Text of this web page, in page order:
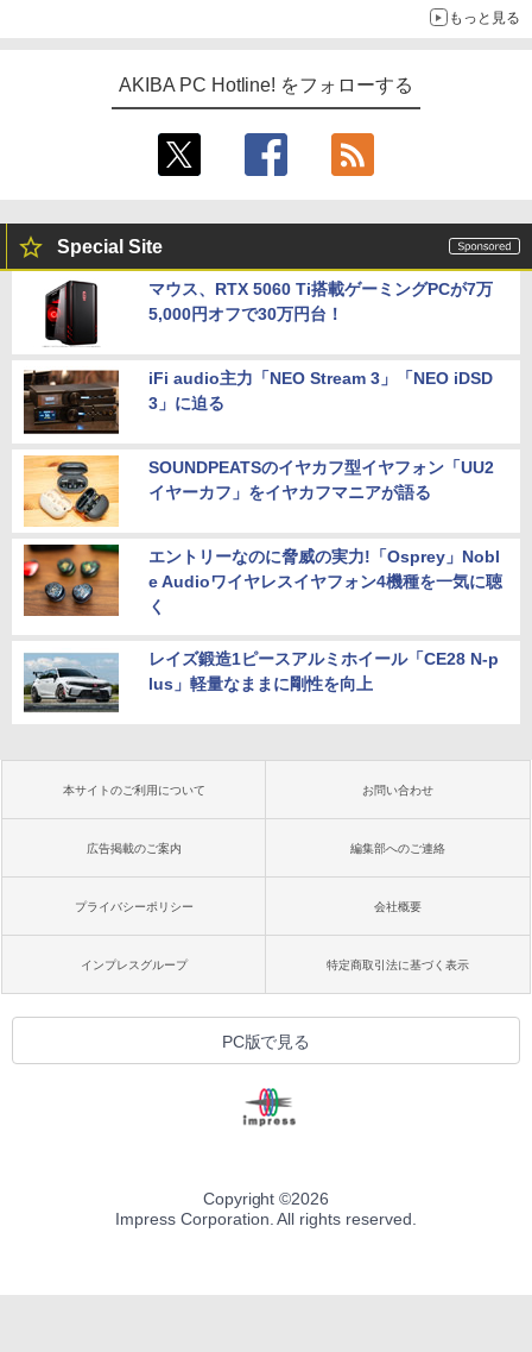
もっと見る
AKIBA PC Hotline! をフォローする
Special Site
マウス、RTX 5060 Ti搭載ゲーミングPCが7万
5,000円オフで30万円台！
iFi audio主力「NEO Stream 3」「NEO iDSD
3」に迫る
SOUNDPEATSのイヤカフ型イヤフォン「UU2
イヤーカフ」をイヤカフマニアが語る
エントリーなのに脅威の実力!「Osprey」Nobl
e Audioワイヤレスイヤフォン4機種を一気に聴
く
レイズ鍛造1ピースアルミホイール「CE28 N-p
lus」軽量なままに剛性を向上
本サイトのご利用について お問い合わせ
広告掲載のご案内 編集部へのご連絡
プライバシーポリシー 会社概要
インプレスグループ 特定商取引法に基づく表示
PC版で見る
Copyright ©2026
Impress Corporation. All rights reserved.